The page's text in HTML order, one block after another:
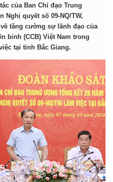
của Ban Chỉ đạo Trung
Nghị quyết số 09-NQ/TW,
tăng cường sự lãnh đạo của
binh (CCB) Việt Nam trong
tại tỉnh Bắc Giang.